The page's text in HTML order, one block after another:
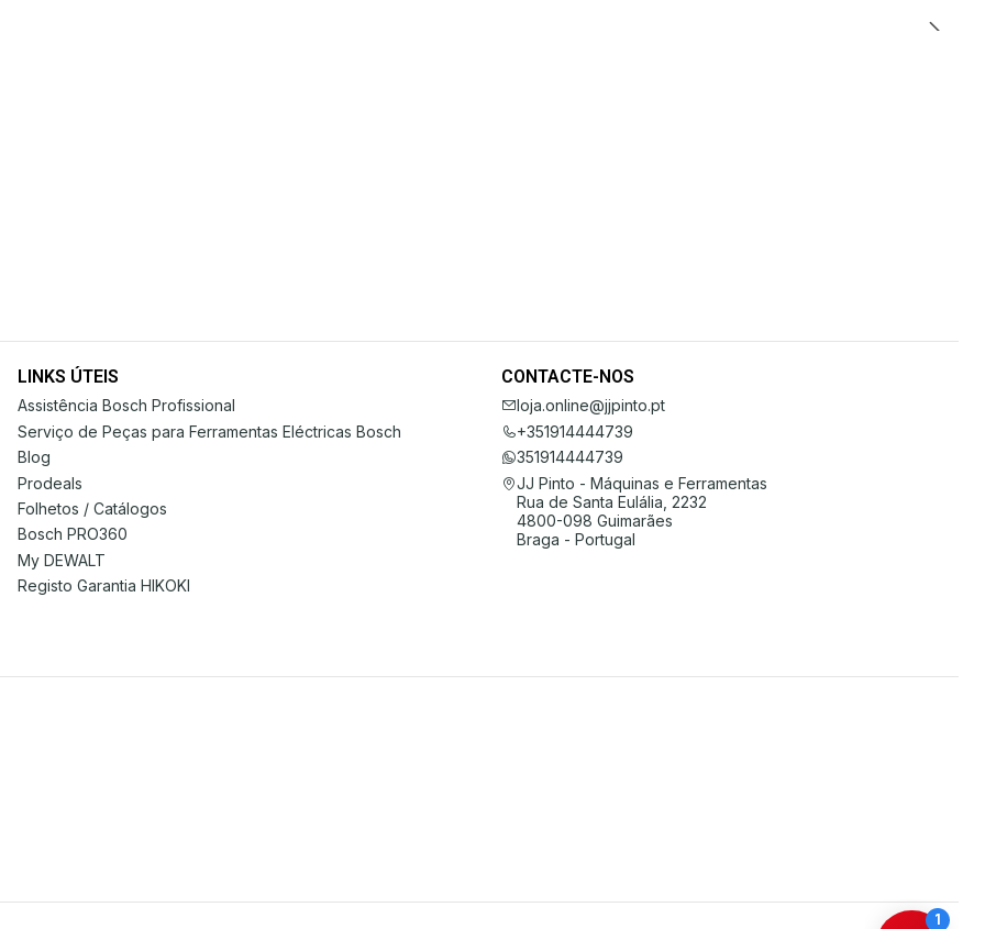
LINKS ÚTEIS
Assistência Bosch Profissional
Serviço de Peças para Ferramentas Eléctricas Bosch
Blog
Prodeals
Folhetos / Catálogos
Bosch PRO360
My DEWALT
Registo Garantia HIKOKI
CONTACTE-NOS
loja.online@jjpinto.pt
+351914444739
351914444739
JJ Pinto - Máquinas e Ferramentas
Rua de Santa Eulália, 2232
4800-098 Guimarães
Braga - Portugal